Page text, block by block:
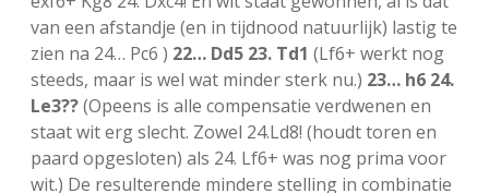
van een afstandje (en in tijdnood natuurlijk) lastig te
zien na 24… Pc6 ) 22… Dd5 23. Td1 (Lf6+ werkt nog
steeds, maar is wel wat minder sterk nu.) 23… h6 24.
Le3??(Opeens is alle compensatie verdwenen en
staat wit erg slecht. Zowel 24.Ld8! (houdt toren en
paard opgesloten) als 24. Lf6+ was nog prima voor
wit.) De resulterende mindere stelling in combinatie